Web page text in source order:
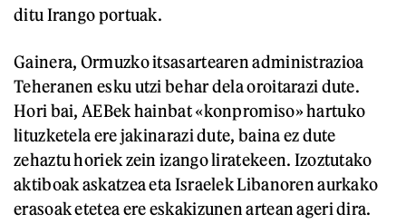
ditu Irango portuak.
Gainera, Ormuzko itsasartearen administrazioa
Teheranen esku utzi behar dela oroitarazi dute.
Hori bai, AEBek hainbat «konpromiso» hartuko
lituzketela ere jakinarazi dute, baina ez dute
zehaztu horiek zein izango liratekeen. Izoztutako
aktiboak askatzea eta Israelek Libanoren aurkako
erasoak etetea ere eskakizunen artean ageri dira.